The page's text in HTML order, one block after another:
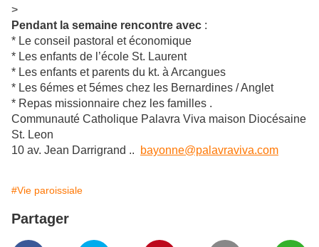
>
Pendant la semaine rencontre avec :
* Le conseil pastoral et économique
* Les enfants de l’école St. Laurent
* Les enfants et parents du kt. à Arcangues
* Les 6émes et 5émes chez les Bernardines / Anglet
* Repas missionnaire chez les familles .
Communauté Catholique Palavra Viva maison Diocésaine
St. Leon
10 av. Jean Darrigrand ..
bayonne@palavraviva.com
#Vie paroissiale
Partager